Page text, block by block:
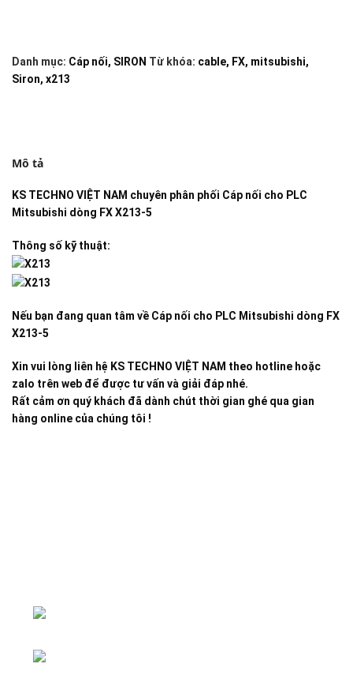
Danh mục: Cáp nối, SIRON Từ khóa: cable, FX, mitsubishi,
Siron, x213
Mô tả
KS TECHNO VIỆT NAM chuyên phân phối Cáp nối cho PLC
Mitsubishi dòng FX X213-5
Thông số kỹ thuật:
Nếu bạn đang quan tâm về Cáp nối cho PLC Mitsubishi dòng FX
X213-5
Xin vui lòng liên hệ KS TECHNO VIỆT NAM theo hotline hoặc
zalo trên web để được tư vấn và giải đáp nhé.
Rất cảm ơn quý khách đã dành chút thời gian ghé qua gian
hàng online của chúng tôi !